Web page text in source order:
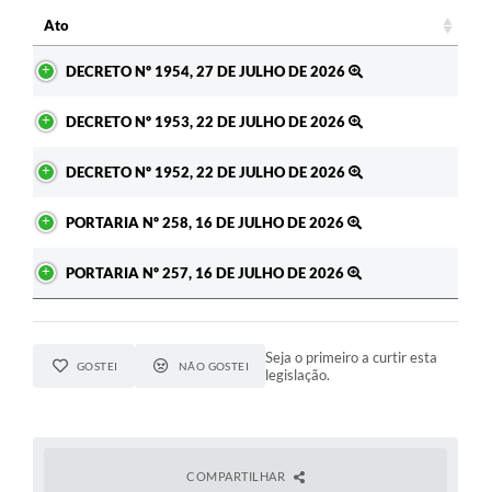
Ato
DECRETO Nº 1954, 27 DE JULHO DE 2026
DECRETO Nº 1953, 22 DE JULHO DE 2026
DECRETO Nº 1952, 22 DE JULHO DE 2026
PORTARIA Nº 258, 16 DE JULHO DE 2026
PORTARIA Nº 257, 16 DE JULHO DE 2026
GOSTEI NÃO GOSTEI
Seja o primeiro a curtir esta
legislação.
COMPARTILHAR